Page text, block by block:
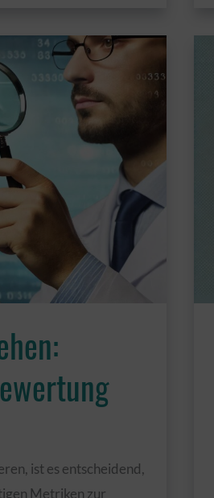
ist es entscheidend,
Metriken zur